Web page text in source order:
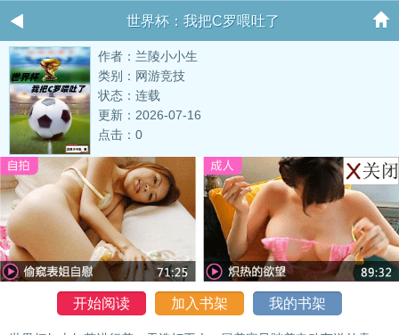
世界杯：我把C罗喂吐了
作者：兰陵小小生
类别：网游竞技
状态：连载
更新：2026-07-16
点击：0
开始阅读 加入书架 我的书架